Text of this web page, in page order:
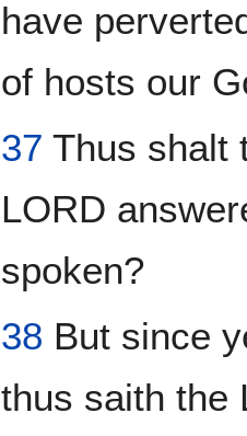
have
of hosts our
37 Thus shalt
LORD
spoken?
38 But since
thus saith the